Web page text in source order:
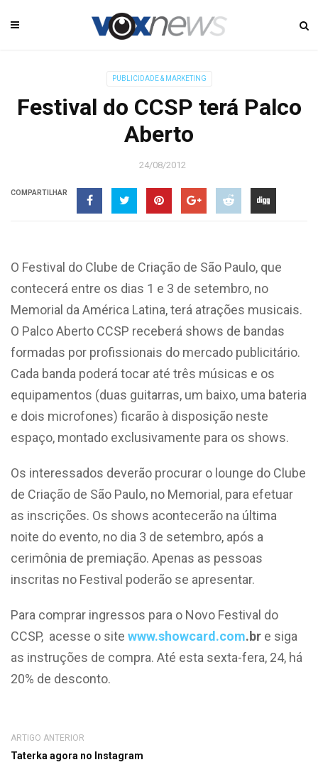
PUBLICIDADE & MARKETING
Festival do CCSP terá Palco
Aberto
24/08/2012
COMPARTILHAR
O Festival do Clube de Criação de São Paulo, que
contecerá entre os dias 1 e 3 de setembro, no
Memorial da América Latina, terá atrações musicais.
O Palco Aberto CCSP receberá shows de bandas
formadas por profissionais do mercado publicitário.
Cada banda poderá tocar até três músicas e os
equipamentos (duas guitarras, um baixo, uma bateria
e dois microfones) ficarão à disposição neste
espaço, montado exclusivamente para os shows.
Os interessados deverão procurar o lounge do Clube
de Criação de São Paulo, no Memorial, para efetuar
as inscrições. Os shows acontecerão na última
noite do evento, no dia 3 de setembro, após a
cerimônia de premiação. Apenas as pessoas
inscritas no Festival poderão se apresentar.
Para comprar ingressos para o Novo Festival do
CCSP, acesse o site www.showcard.com.br e siga
as instruções de compra. Até esta sexta-fera, 24, há
20% de desconto.
ARTIGO ANTERIOR
Taterka agora no Instagram